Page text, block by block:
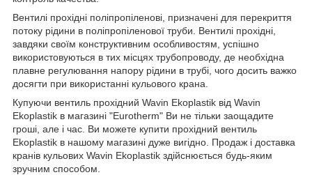
Вентилі прохідні поліпропіленові, призначені для перекриття
потоку рідини в поліпропіленової труби. Вентилі прохідні,
завдяки своїм конструктивним особливостям, успішно
використовуються в тих місцях трубопроводу, де необхідна
плавне регулювання напору рідини в трубі, чого досить важко
досягти при використанні кульового крана.
Купуючи вентиль прохідний Wavin Ekoplastik від Wavin
Ekoplastik в магазині "Eurotherm" Ви не тільки заощадите
гроші, але і час. Ви можете купити прохідний вентиль
Ekoplastik в нашому магазині дуже вигідно. Продаж і доставка
кранів кульових Wavin Ekoplastik здійснюється будь-яким
зручним способом.